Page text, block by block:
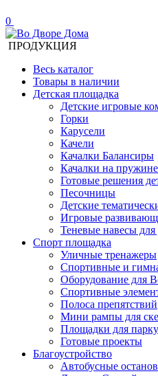
0
ПРОДУКЦИЯ
Весь каталог
Товары в наличии
Детская площадка
Детские игровые
Горки
Карусели
Качели
Качалки Балансиры
Качалки на пружине
Готовые решения
Песочницы
Детские
Игровые
Теневые навесы
Спорт площадка
Уличные тренажеры
Спортивные и
Оборудование для
Спортивные
Полоса препятствий
Мини рампы для
Площадки для
Готовые проекты
Благоустройство
Автобусные